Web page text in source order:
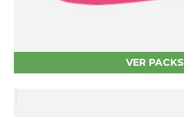
VER PACKS